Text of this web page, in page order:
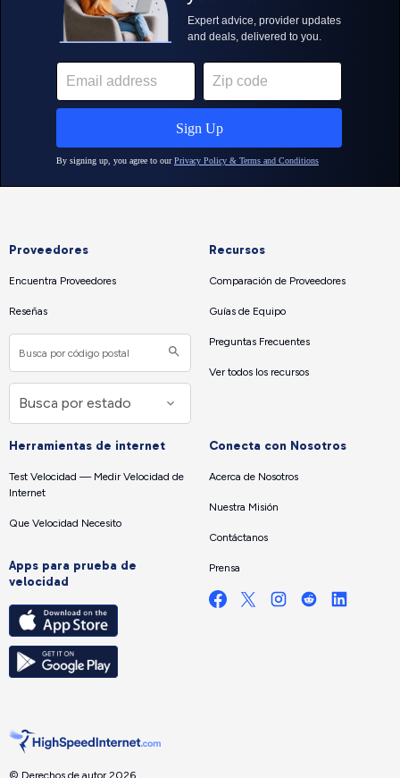
Proveedores
Encuentra Proveedores
Reseñas
Recursos
Comparación de Proveedores
Guías de Equipo
Preguntas Frecuentes
Ver todos los recursos
Herramientas de internet
Test Velocidad — Medir Velocidad de
Internet
Que Velocidad Necesito
Apps para prueba de
velocidad
Conecta con Nosotros
Acerca de Nosotros
Nuestra Misión
Contáctanos
Prensa